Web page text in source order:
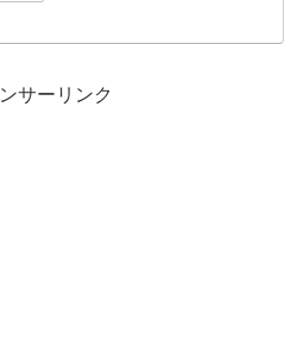
サーリンク